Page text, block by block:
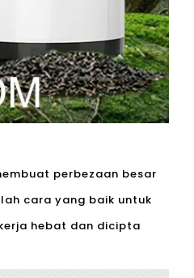
perbezaan besar
cara yang baik untuk
hebat dan dicipta